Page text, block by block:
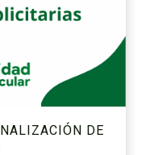
DE